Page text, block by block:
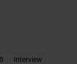
Interview